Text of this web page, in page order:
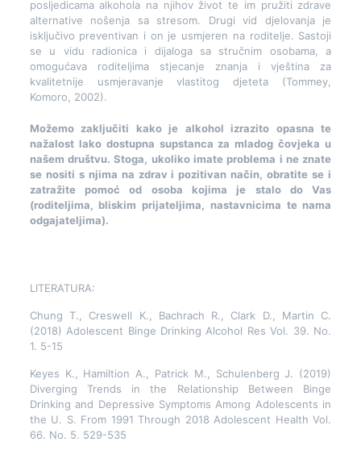
posljedicama alkohola na njihov život te im pružiti zdrave
alternative nošenja sa stresom. Drugi vid djelovanja je
isključivo preventivan i on je usmjeren na roditelje. Sastoji
se u vidu radionica i dijaloga sa stručnim osobama, a
omogućava roditeljima stjecanje znanja i vještina za
kvalitetnije usmjeravanje vlastitog djeteta (Tommey,
Komoro, 2002).
Možemo zaključiti kako je alkohol izrazito opasna te
nažalost lako dostupna supstanca za mladog čovjeka u
našem društvu. Stoga, ukoliko imate problema i ne znate
se nositi s njima na zdrav i pozitivan način, obratite se i
zatražite pomoć od osoba kojima je stalo do Vas
(roditeljima, bliskim prijateljima, nastavnicima te nama
odgajateljima).
LITERATURA:
Chung T., Creswell K., Bachrach R., Clark D., Martin C.
(2018) Adolescent Binge Drinking Alcohol Res Vol. 39. No.
1. 5-15
Keyes K., Hamiltion A., Patrick M., Schulenberg J. (2019)
Diverging Trends in the Relationship Between Binge
Drinking and Depressive Symptoms Among Adolescents in
the U. S. From 1991 Through 2018 Adolescent Health Vol.
66. No. 5. 529-535